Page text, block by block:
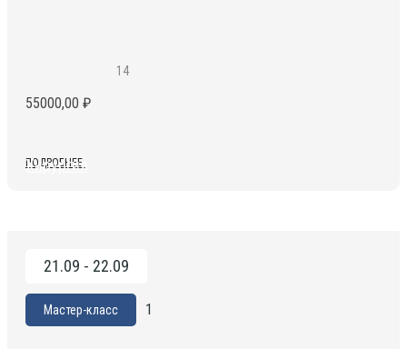
14
55000,00 ₽
ПОДРОБНЕЕ
21.09 - 22.09
Мастер-класс 1
Хирургия